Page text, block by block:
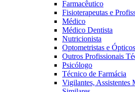
Farmacêutico
Fisioterapeutas e
Médico
Médico Dentista
Nutricionista
Optometristas e Ópticos
Outros Profissionais
Psicólogo
Técnico de Farmácia
Vigilantes, Assistentes